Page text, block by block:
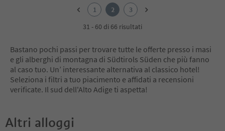
1 2
3
31 - 60 di 66 risultati
Bastano pochi passi per trovare tutte le offerte presso i masi
e gli alberghi di montagna di Südtirols Süden che più fanno
al caso tuo. Un’ interessante alternativa al classico hotel!
Seleziona i filtri a tuo piacimento e affidati a recensioni
verificate. Il sud dell'Alto Adige ti aspetta!
Altri alloggi